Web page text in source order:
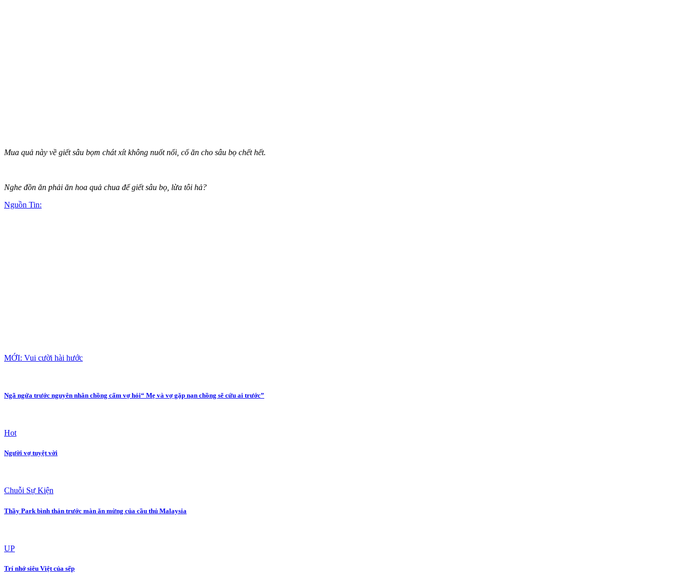
Mua quả này về giết sâu bọm chát xít không nuốt nổi, cố ăn cho sâu bọ chết hết.
Nghe đồn ăn phải ăn hoa quả chua để giết sâu bọ, lừa tôi hả?
Nguồn Tin:
MỚI: Vui cười hài hước
Ngã ngửa trước nguyên nhân chồng cấm vợ hỏi“ Mẹ và vợ gặp nạn chồng sẽ cứu ai trước”
Hot
Người vợ tuyệt vời
Chuỗi Sự Kiện
Thầy Park bình thản trước màn ăn mừng của cầu thủ Malaysia
UP
Trí nhớ siêu Việt của sếp